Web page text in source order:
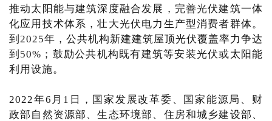
推动太阳能与建筑深度融合发展，完善光伏建筑一体
化应用技术体系，壮大光伏电力生产型消费者群体。
到2025年，公共机构新建建筑屋顶光伏覆盖率力争达
到50%；鼓励公共机构既有建筑等安装光伏或太阳能
利用设施。
2022年6月1日，国家发展改革委、国家能源局、财
政部自然资源部、生态环境部、住房和城乡建设部、